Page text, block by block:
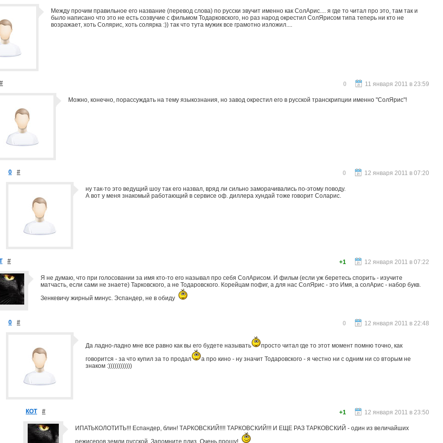
Между прочим правильное его название (перевод слова) по русски звучит именно как СолАрис.... я где то читал про это, там так и
было написано что это не есть созвучие с фильмом Тодарковского, но раз народ окрестил СолЯрисом типа теперь ни кто не
возражает, хоть Солярис, хоть солярка :)) так что тута мужик все грамотно изложил....
# 11 января 2011 в 23:59
0
Можно, конечно, порассуждать на тему языкознания, но завод окрестил его в русской транскрипции именно "СолЯрис"!
0 # 12 января 2011 в 07:20
0
ну так-то это ведущий шоу так его назвал, вряд ли сильно заморачивались по-этому поводу.
А вот у меня знакомый работающий в сервисе оф. диллера хундай тоже говорит Соларис.
# 12 января 2011 в 07:22
+1
Я не думаю, что при голосовании за имя кто-то его называл про себя СолАрисом. И фильм (если уж беретесь спорить - изучите
матчасть, если сами не знаете) Тарковского, а не Тодаровского. Корейцам пофиг, а для нас СолЯрис - это Имя, а солАрис - набор букв.
Зенкевичу жирный минус. Эспандер, не в обиду
0 # 12 января 2011 в 22:48
0
Да ладно-ладно мне все равно как вы его будете называть
просто читал где то этот момент помню точно, как
говорится - за что купил за то продал
а про кино - ну значит Тодаровского - я честно ни с одним ни со вторым не
знаком :))))))))))))
КОТ # 12 января 2011 в 23:50
+1
ИПАТЬКОЛОТИТЬ!!! Еспандер, блин! ТАРКОВСКИЙ!!!! ТАРКОВСКИЙ!!! И ЕЩЕ РАЗ ТАРКОВСКИЙ - один из величайших
режисеров земли русской. Запомните плиз. Очень прошу!